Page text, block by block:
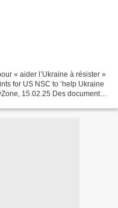
« aider l’Ukraine à résister »
for US NSC to ‘help Ukraine
15.02.25 Des documents